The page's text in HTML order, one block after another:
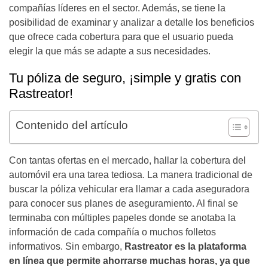
compañías líderes en el sector. Además, se tiene la
posibilidad de examinar y analizar a detalle los beneficios
que ofrece cada cobertura para que el usuario pueda
elegir la que más se adapte a sus necesidades.
Tu póliza de seguro, ¡simple y gratis con
Rastreator!
Contenido del artículo
Con tantas ofertas en el mercado, hallar la cobertura del
automóvil era una tarea tediosa. La manera tradicional de
buscar la póliza vehicular era llamar a cada aseguradora
para conocer sus planes de aseguramiento. Al final se
terminaba con múltiples papeles donde se anotaba la
información de cada compañía o muchos folletos
informativos. Sin embargo, Rastreator es la plataforma
en línea que permite ahorrarse muchas horas, ya que